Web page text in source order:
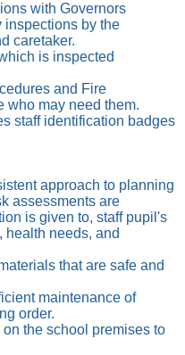
with Governors
inspections by the
caretaker.
is inspected
and Fire
who may need them.
staff identification badges
approach to planning
assessments are
is given to, staff pupil's
health needs, and
that are safe and
maintenance of
order.
the school premises to